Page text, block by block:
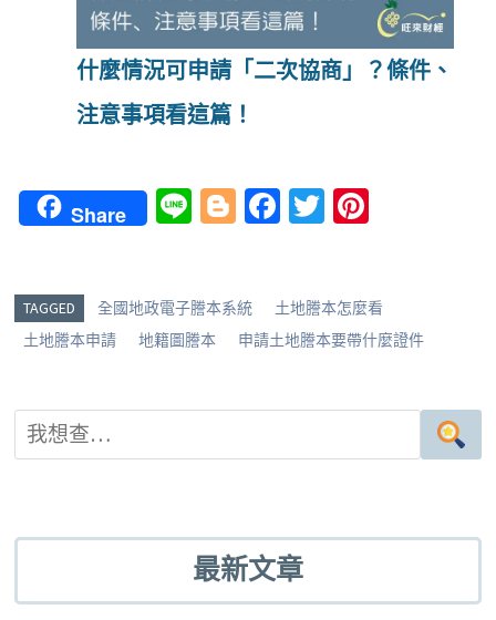
什麼情況可申請「二次協商」？條件、
注意事項看這篇！
Share
Li Bl
g
er
Fa
o
o
T
er es
t
TAGGED 全國地政電子謄本系統
土地謄本怎麼看
土地謄本申請
地籍圖謄本 申請土地謄本要帶什麼證件
最新文章